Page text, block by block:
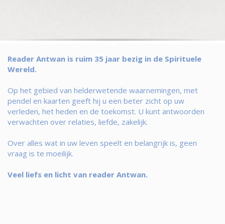
Reader Antwan is ruim 35 jaar bezig in de Spirituele
Wereld.
Op het gebied van helderwetende waarnemingen, met
pendel en kaarten geeft hij u een beter zicht op uw
verleden, het heden en de toekomst. U kunt antwoorden
verwachten over relaties, liefde, zakelijk.
Over alles wat in uw leven speelt en belangrijk is, geen
vraag is te moeilijk.
Veel liefs en licht van reader Antwan.